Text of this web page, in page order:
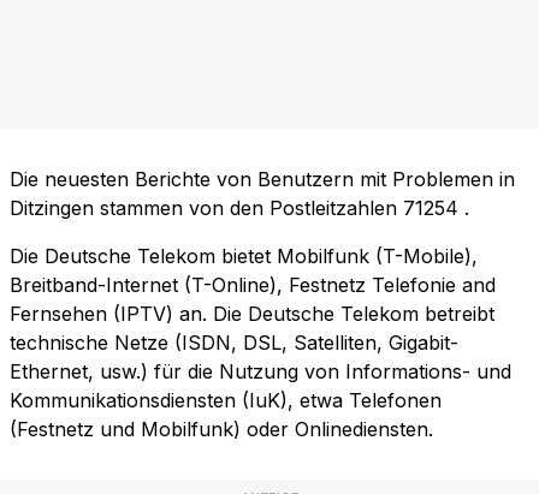
Die neuesten Berichte von Benutzern mit Problemen in
Ditzingen stammen von den Postleitzahlen 71254 .
Die Deutsche Telekom bietet Mobilfunk (T-Mobile),
Breitband-Internet (T-Online), Festnetz Telefonie and
Fernsehen (IPTV) an. Die Deutsche Telekom betreibt
technische Netze (ISDN, DSL, Satelliten, Gigabit-
Ethernet, usw.) für die Nutzung von Informations- und
Kommunikationsdiensten (IuK), etwa Telefonen
(Festnetz und Mobilfunk) oder Onlinediensten.